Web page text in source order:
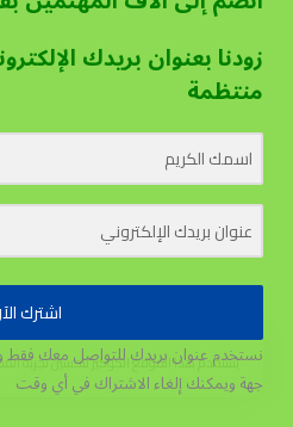
يستخدم هذا الموقع الكوكيز لتحسين تجربة
زودنا بعنوان بريدك
منتظمة
اشترك
نستخدم عنوان بريدك للتواصل معك فقط
جهةويمكنك إلغاء الاشتراك في أي وقت